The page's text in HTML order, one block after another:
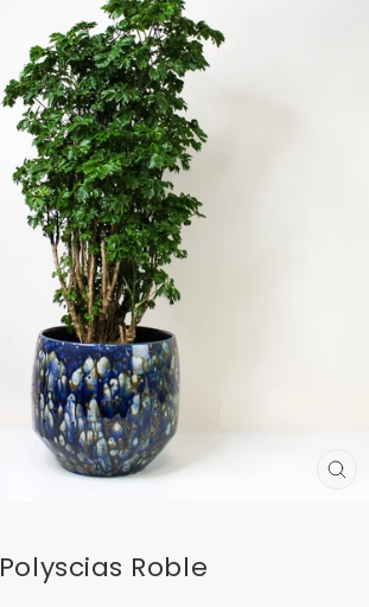
Polyscias Roble